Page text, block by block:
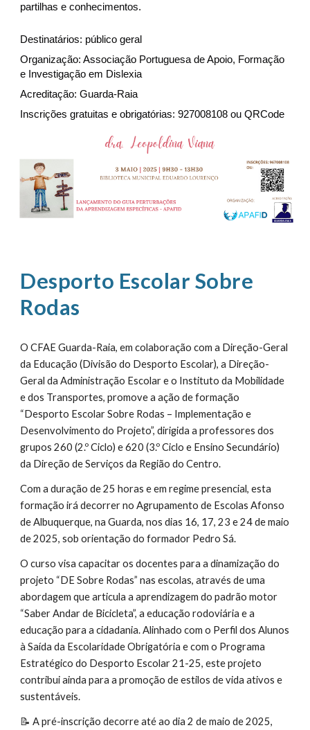
partilhas e conhecimentos.
Destinatários: público geral
Organização: Associação Portuguesa de Apoio, Formação
e Investigação em Dislexia
Acreditação: Guarda-Raia
Inscrições gratuitas e obrigatórias: 927008108 ou QRCode
Desporto Escolar Sobre
Rodas
O CFAE Guarda-Raia, em colaboração com a Direção-Geral
da Educação (Divisão do Desporto Escolar), a Direção-
Geral da Administração Escolar e o Instituto da Mobilidade
e dos Transportes, promove a ação de formação
“Desporto Escolar Sobre Rodas – Implementação e
Desenvolvimento do Projeto”, dirigida a professores dos
grupos 260 (2.º Ciclo) e 620 (3.º Ciclo e Ensino Secundário)
da Direção de Serviços da Região do Centro.
Com a duração de 25 horas e em regime presencial, esta
formação irá decorrer no Agrupamento de Escolas Afonso
de Albuquerque, na Guarda, nos dias 16, 17, 23 e 24 de maio
de 2025, sob orientação do formador Pedro Sá.
O curso visa capacitar os docentes para a dinamização do
projeto “DE Sobre Rodas” nas escolas, através de uma
abordagem que articula a aprendizagem do padrão motor
“Saber Andar de Bicicleta”, a educação rodoviária e a
educação para a cidadania. Alinhado com o Perfil dos Alunos
à Saída da Escolaridade Obrigatória e com o Programa
Estratégico do Desporto Escolar 21-25, este projeto
contribui ainda para a promoção de estilos de vida ativos e
sustentáveis.
📝 A pré-inscrição decorre até ao dia 2 de maio de 2025,